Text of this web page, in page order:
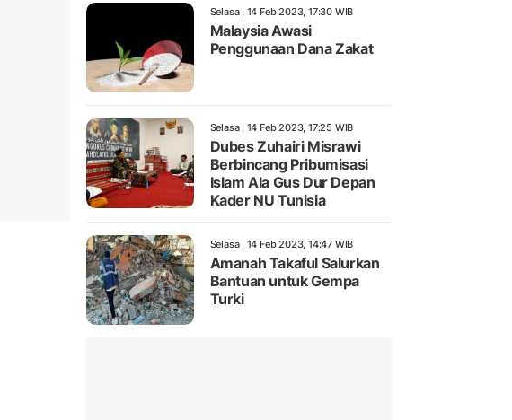
Selasa , 14 Feb 2023, 17:30 WIB
Malaysia Awasi
Penggunaan Dana Zakat
Selasa , 14 Feb 2023, 17:25 WIB
Dubes Zuhairi Misrawi
Berbincang Pribumisasi
Islam Ala Gus Dur Depan
Kader NU Tunisia
Selasa , 14 Feb 2023, 14:47 WIB
Amanah Takaful Salurkan
Bantuan untuk Gempa
Turki